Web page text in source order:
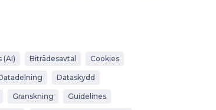
(AI) Biträdesavtal Cookies
Dataskydd
Granskning Guidelines